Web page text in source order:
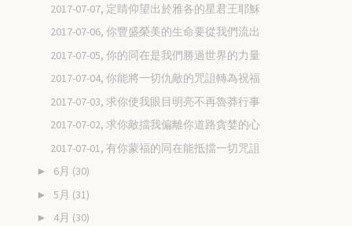
2017-07-07, 定睛仰望出於雅各的星君王耶穌
2017-07-06, 你豐盛榮美的生命要從我們流出
2017-07-05, 你的同在是我們勝過世界的力量
2017-07-04, 你能將一切仇敵的咒詛轉為祝福
2017-07-03, 求你使我眼目明亮不再魯莽行事
2017-07-02, 求你敵擋我偏離你道路貪婪的心
2017-07-01, 有你蒙福的同在能抵擋一切咒詛
► 6月 (30)
► 5月 (31)
► 4月 (30)